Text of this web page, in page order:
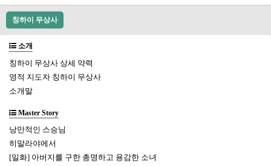
칭하이 무상사
소개
칭하이 무상사 상세 약력
영적 지도자 칭하이 무상사
소개말
Master Story
낭만적인 스승님
히말라야에서
[일화] 아버지를 구한 총명하고 용감한 소녀